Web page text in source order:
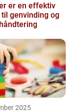
er en effektiv
genvinding og
2025